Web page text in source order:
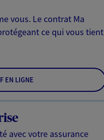
vous. Le contrat Ma
ce qui vous tient
EN LIGNE
avec votre assurance